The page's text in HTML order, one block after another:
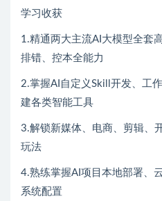
学习收获
1.精通两大主流AI大模型全套
排错、控本全能力
2.掌握AI自定义Skill开发、工
建各类智能工具
3.解锁新媒体、电商、剪辑、
玩法
4.熟练掌握AI项目本地部署、
系统配置